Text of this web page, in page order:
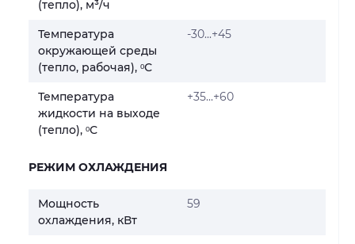
(тепло), м³/ч
Температура
окружающей среды
(тепло, рабочая), ᵒС
-30...+45
Температура
жидкости на выходе
(тепло), ᵒС
+35...+60
РЕЖИМ ОХЛАЖДЕНИЯ
Мощность
охлаждения, кВт
59